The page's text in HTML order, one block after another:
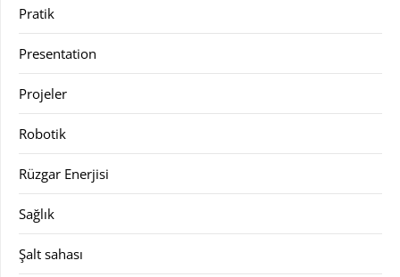
Pratik
Presentation
Projeler
Robotik
Rüzgar Enerjisi
Sağlık
Şalt sahası